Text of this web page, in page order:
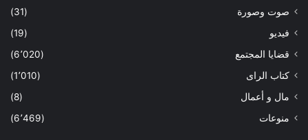
صوت وصورة
(31)
فيديو
(19)
قضايا المجتمع
(6٬020)
كتاب الراى
(1٬010)
مال و أعمال
(8)
منوعات
(6٬469)